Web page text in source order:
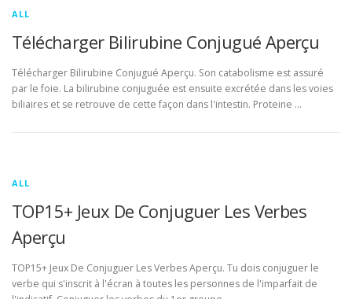
ALL
Télécharger Bilirubine Conjugué Aperçu
Télécharger Bilirubine Conjugué Aperçu. Son catabolisme est assuré
par le foie. La bilirubine conjuguée est ensuite excrétée dans les voies
biliaires et se retrouve de cette façon dans l'intestin. Proteine …
ALL
TOP15+ Jeux De Conjuguer Les Verbes
Aperçu
TOP15+ Jeux De Conjuguer Les Verbes Aperçu. Tu dois conjuguer le
verbe qui s'inscrit à l'écran à toutes les personnes de l'imparfait de